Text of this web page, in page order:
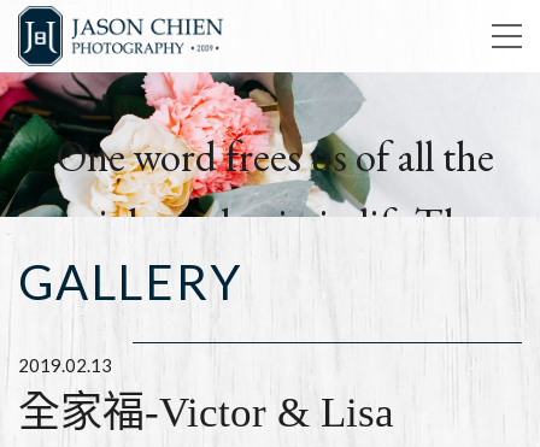
One word frees us of all the
weight and pain in life.That
word is love.
簡孑影像工作室
GALLERY
2019.02.13
全家福-Victor & Lisa